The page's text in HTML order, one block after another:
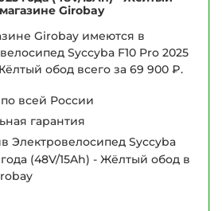
Girobay
Girobay имеются в
Syccyba F10 Pro 2025
обод всего за 69 900 ₽.
всей России
гарантия
Электровелосипед Syccyba
года (48V/15Ah) - Жёлтый обод в